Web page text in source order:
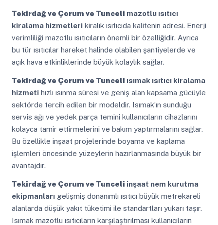
Tekirdağ ve Çorum ve Tunceli mazotlu ısıtıcı
kiralama hizmetlerikiralık ısıtıcıda kalitenin adresi. Enerji
verimliliği mazotlu ısıtıcıların önemli bir özelliğidir. Ayrıca
bu tür ısıtıcılar hareket halinde olabilen şantiyelerde ve
açık hava etkinliklerinde büyük kolaylık sağlar.
Tekirdağ ve Çorum ve Tunceli ısımak ısıtıcı kiralama
hizmetihızlı ısınma süresi ve geniş alan kapsama gücüyle
sektörde tercih edilen bir modeldir. Isımak’ın sunduğu
servis ağı ve yedek parça temini kullanıcıların cihazlarını
kolayca tamir ettirmelerini ve bakım yaptırmalarını sağlar.
Bu özellikle inşaat projelerinde boyama ve kaplama
işlemleri öncesinde yüzeylerin hazırlanmasında büyük bir
avantajdır.
Tekirdağ ve Çorum ve Tunceli inşaat nem kurutma
ekipmanlarıgelişmiş donanımlı ısıtıcı büyük metrekareli
alanlarda düşük yakıt tüketimi ile standartları yukarı taşır.
Isımak mazotlu ısıtıcıların karşılaştırılması kullanıcıların